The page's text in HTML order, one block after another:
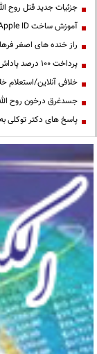
جزئیات جدید قتل روح
آموزش ساخت Apple ID برای کاربران ایرانی
راز خنده های اصغر
پرداخت ۱۰۰ درصد پاداش پایان خدمت فرهنگیان
خلافی آنلاین/استعلام
جسدغرق درخون روح
پاسخ های دکتر توکلی